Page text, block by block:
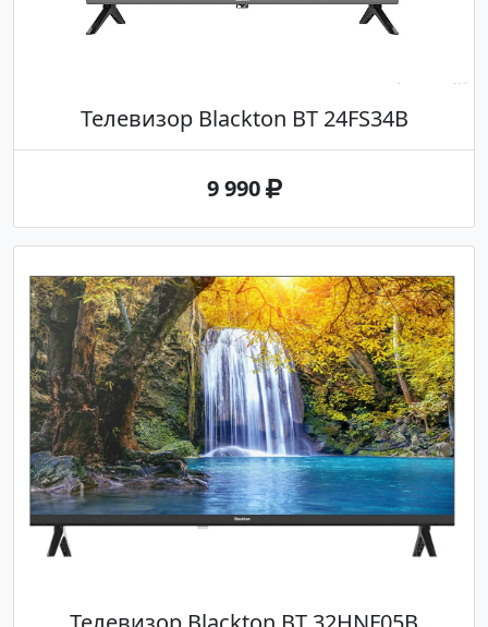
Телевизор Blackton BT 24FS34B
9 990